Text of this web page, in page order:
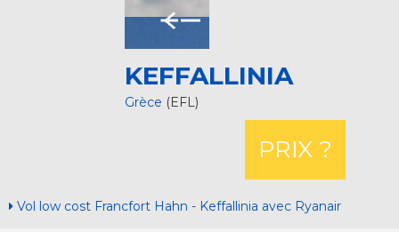
KEFFALLINIA
Grèce (EFL)
PRIX ?
Vol low cost Francfort Hahn - Keffallinia avec Ryanair